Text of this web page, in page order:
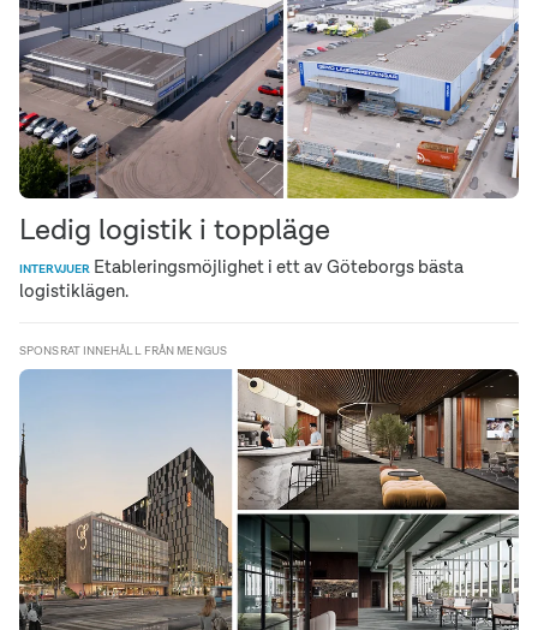
Ledig logistik i toppläge
INTERVJUER Etableringsmöjlighet i ett av Göteborgs bästa
logistiklägen.
SPONSRAT INNEHÅLL FRÅN MENGUS